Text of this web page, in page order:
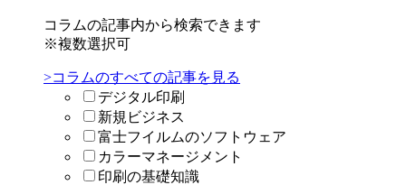
コラムの記事内から検索できます
※複数選択可
>コラムのすべての記事を見る
デジタル印刷
新規ビジネス
富士フイルムのソフトウェア
カラーマネージメント
印刷の基礎知識